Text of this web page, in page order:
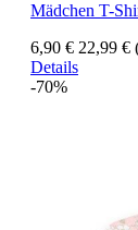
Mädchen T-
6,90 € 22,99 €
Details
-70%